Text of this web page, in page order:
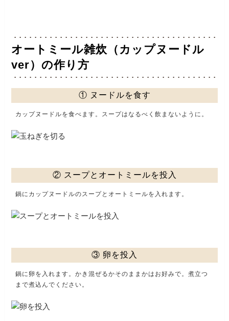
オートミール雑炊（カップヌードル
ver）の作り方
① ヌードルを食す
カップヌードルを食べます。スープはなるべく飲まないように。
② スープとオートミールを投入
鍋にカップヌードルのスープとオートミールを入れます。
③ 卵を投入
鍋に卵を入れます。かき混ぜるかそのままかはお好みで。煮立つ
まで煮込んでください。